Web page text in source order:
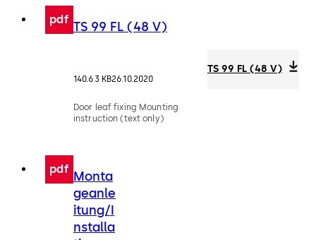
pdf TS 99 FL (48 V)
140.63 KB26.10.2020
Door leaf fixing Mounting
instruction (text only)
TS 99 FL (48 V)
pdf Monta
geanle
itung/I
nstalla